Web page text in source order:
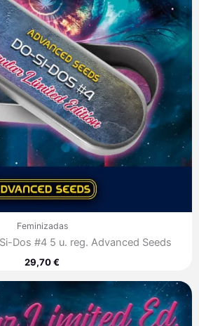
Feminizadas
Dos #4 5 u. reg. Advanced Seeds
29,70€